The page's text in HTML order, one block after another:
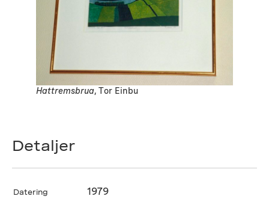
Hattremsbrua, Tor Einbu
Detaljer
Datering 1979